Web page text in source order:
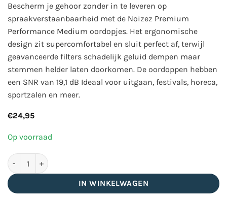
Bescherm je gehoor zonder in te leveren op
spraakverstaanbaarheid met de Noizez Premium
Performance Medium oordopjes. Het ergonomische
design zit supercomfortabel en sluit perfect af, terwijl
geavanceerde filters schadelijk geluid dempen maar
stemmen helder laten doorkomen. De oordoppen hebben
een SNR van 19,1 dB Ideaal voor uitgaan, festivals, horeca,
sportzalen en meer.
€24,95
Op voorraad
Noizezz Premium Performance medium oordopjes groen
IN WINKELWAGEN